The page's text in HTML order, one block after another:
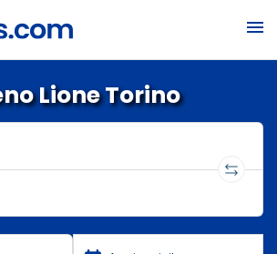
Lione Torino